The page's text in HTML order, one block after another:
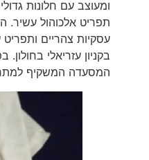
ומעוצב עם חלונות
תפריט אלכוהול עשיר.
עסקיות צהריים
בקניון עזריאלי
המסעדה המשקיף